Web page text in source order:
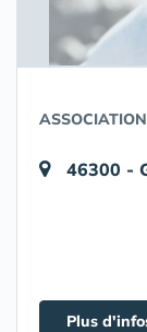
46300 -
Plus